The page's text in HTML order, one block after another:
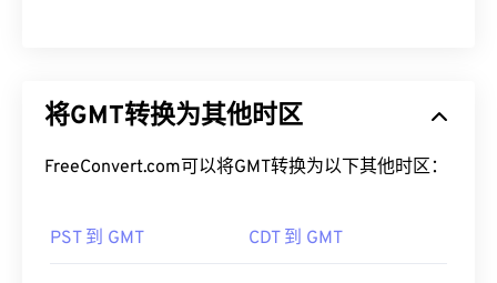
将GMT转换为其他时区
FreeConvert.com可以将GMT转换为以下其他时区：
PST 到 GMT CDT 到 GMT